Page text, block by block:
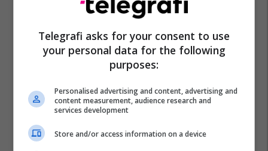
Telegrafi asks for your consent to use
your personal data for the following
purposes:
Personalised advertising and content, advertising and
content measurement, audience research and
services development
Store and/or access information on a device